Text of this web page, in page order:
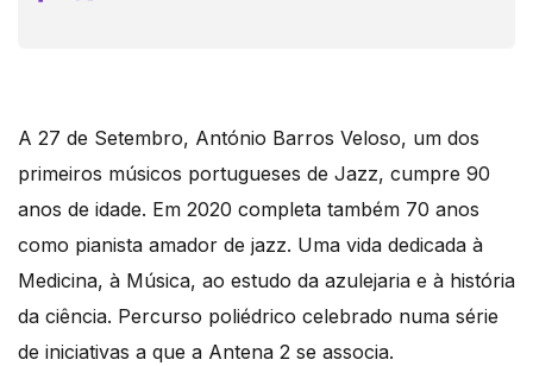
A 27 de Setembro, António Barros Veloso, um dos
primeiros músicos portugueses de Jazz, cumpre 90
anos de idade. Em 2020 completa também 70 anos
como pianista amador de jazz. Uma vida dedicada à
Medicina, à Música, ao estudo da azulejaria e à história
da ciência. Percurso poliédrico celebrado numa série
de iniciativas a que a Antena 2 se associa.